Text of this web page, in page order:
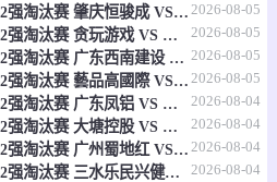
08-07 21:00 直播中
0 - 0 沃达特
08月04日 佛山西甲足球联赛32强淘汰赛 肇庆恒骏成 VS 三七互娱 全场录像 2026-08-05
08月04日 佛山西甲足球联赛32强淘汰赛 贪玩游戏 VS 美的薪火 全场录像 2026-08-05
08月04日 佛山西甲足球联赛32强淘汰赛 广东西南建设 VS 香港圣徒 全场录像 2026-08-05
08月04日 佛山西甲足球联赛32强淘汰赛 藝品高國際 VS 湛江狂狼·粵辉能源 全场录像 2026-08-05
08月03日 佛山西甲足球联赛32强淘汰赛 广东凤铝 VS 湛江八部科技 全场录像 2026-08-04
08月03日 佛山西甲足球联赛32强淘汰赛 大塘控股 VS 茂名市点都得 全场录像 2026-08-04
08月03日 佛山西甲足球联赛32强淘汰赛 广州蜀地红 VS 广州戴拿模 全场录像 2026-08-04
08月03日 佛山西甲足球联赛32强淘汰赛 三水乐民兴健力宝 VS 中国澳门澳科精英 全场录像 2026-08-04